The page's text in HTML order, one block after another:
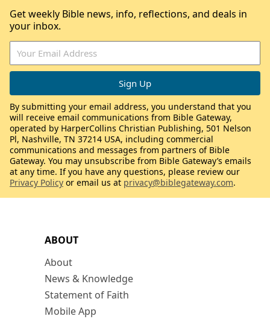
ABOUT
About
News & Knowledge
Statement of Faith
Mobile App
Get weekly Bible news, info, reflections, and deals in
your inbox.
By submitting your email address, you understand that you
will receive email communications from Bible Gateway,
operated by HarperCollins Christian Publishing, 501 Nelson
Pl, Nashville, TN 37214 USA, including commercial
communications and messages from partners of Bible
Gateway. You may unsubscribe from Bible Gateway’s emails
at any time. If you have any questions, please review our
Privacy Policy or email us at privacy@biblegateway.com.